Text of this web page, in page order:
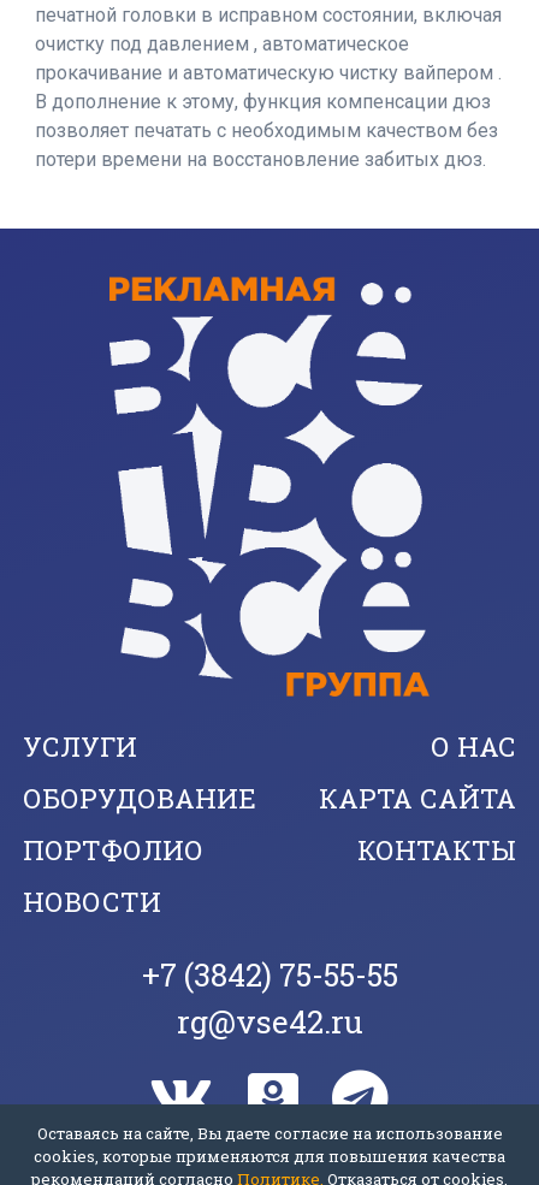
печатной головки в исправном состоянии, включая
очистку под давлением , автоматическое
прокачивание и автоматическую чистку вайпером .
В дополнение к этому, функция компенсации дюз
позволяет печатать с необходимым качеством без
потери времени на восстановление забитых дюз.
Оставаясь на сайте, Вы даете согласие на использование
cookies, которые применяются для повышения качества
рекомендаций согласно Политике. Отказаться от cookies,
УСЛУГИ
ОБОРУДОВАНИЕ
ПОРТФОЛИО
НОВОСТИ
О НАС
КАРТА САЙТА
КОНТАКТЫ
+7 (3842) 75-55-55
rg@vse42.ru